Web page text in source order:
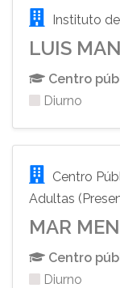
Instituto
LUIS
Centro
Diurno
Centro
Adultas
MAR
Centro
Diurno